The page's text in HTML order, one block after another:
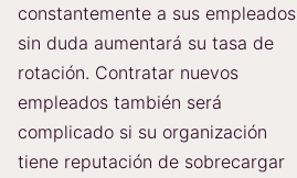
constantemente a sus empleados
sin duda aumentará su tasa de
rotación. Contratar nuevos
empleados también será
complicado si su organización
tiene reputación de sobrecargar